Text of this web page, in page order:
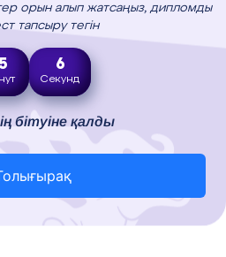
орын алып жатсаңыз, дипломды
тапсыру тегін
5
Секунд
бітуіне қалды